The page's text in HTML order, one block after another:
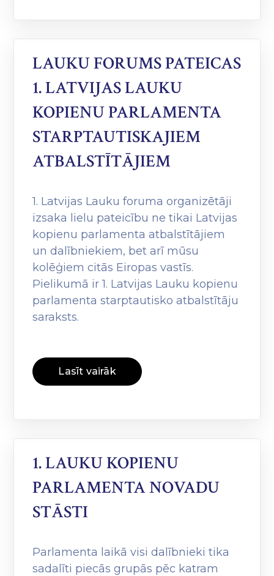
LAUKU FORUMS PATEICAS
1. LATVIJAS LAUKU
KOPIENU PARLAMENTA
STARPTAUTISKAJIEM
ATBALSTĪTĀJIEM
1. Latvijas Lauku foruma organizētāji
izsaka lielu pateicību ne tikai Latvijas
kopienu parlamenta atbalstītājiem
un dalībniekiem, bet arī mūsu
kolēģiem citās Eiropas vastīs.
Pielikumā ir 1. Latvijas Lauku kopienu
parlamenta starptautisko atbalstītāju
saraksts.
Lasīt vairāk
1. LAUKU KOPIENU
PARLAMENTA NOVADU
STĀSTI
Parlamenta laikā visi dalībnieki tika
sadalīti piecās grupās pēc katram